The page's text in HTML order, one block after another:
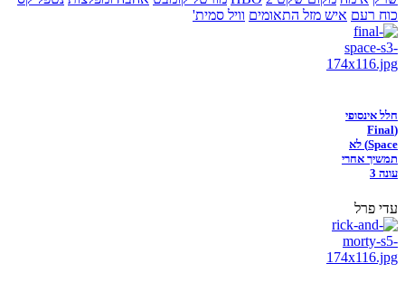
כוח רעם איש מזל התאומים וויל סמית'
חלל אינסופי
(Final
Space) לא
תמשיך אחרי
עונה 3
עדי פרל